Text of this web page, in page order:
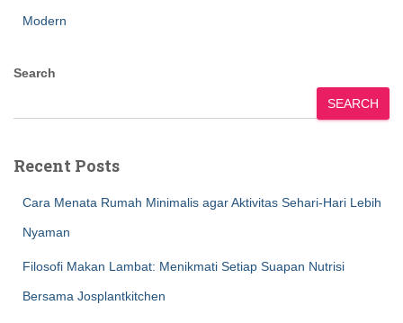
Modern
Search
SEARCH
Recent Posts
Cara Menata Rumah Minimalis agar Aktivitas Sehari-Hari Lebih
Nyaman
Filosofi Makan Lambat: Menikmati Setiap Suapan Nutrisi
Bersama Josplantkitchen